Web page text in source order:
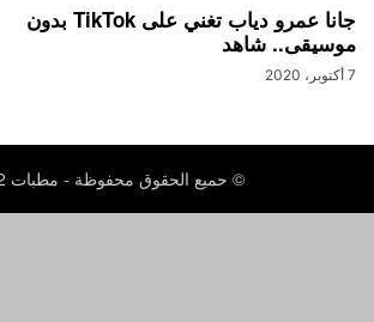
جانا عمرو دياب تغني على TikTok بدون
موسيقى.. شاهد
7 أكتوبر، 2020
© حميع الحقوق محفوظة - مطبات 2022